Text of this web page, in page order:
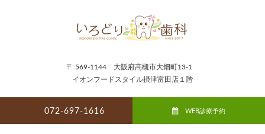
〒 569-1144 大阪府高槻市大畑町13-1
イオンフードスタイル摂津富田店１階
072-697-1616 WEB診療予約